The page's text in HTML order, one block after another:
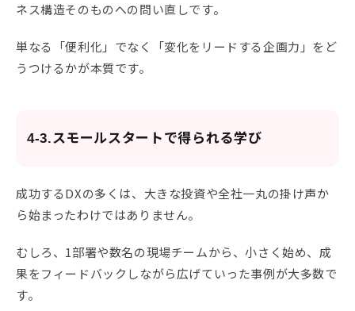
ネス構造そのものへの問い直しです。
単なる「便利化」でなく「変化をリードする企画力」をど
うつけるかが本質です。
4-3.スモールスタートで得られる学び
成功するDXの多くは、大きな投資や全社一丸の掛け声か
ら始まったわけではありません。
むしろ、1部署や数名の現場チームから、小さく始め、成
果をフィードバックしながら広げていった事例が大多数で
す。